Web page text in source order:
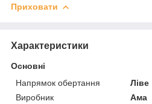
Приховати
Характеристики
Основні
Напрямок обертання
Ліве
Виробник
Ама